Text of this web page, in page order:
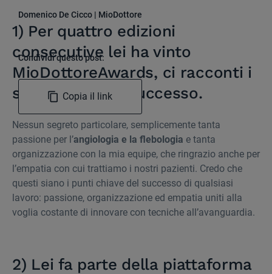
1) Per quattro edizioni
consecutive lei ha vinto
MioDottoreAwards, ci racconti i
segreti del suo successo.
Nessun segreto particolare, semplicemente tanta
passione per l’angiologia e la flebologia e tanta
organizzazione con la mia equipe, che ringrazio anche per
l’empatia con cui trattiamo i nostri pazienti. Credo che
questi siano i punti chiave del successo di qualsiasi
lavoro: passione, organizzazione ed empatia uniti alla
voglia costante di innovare con tecniche all’avanguardia.
2) Lei fa parte della piattaforma
Domenico De Cicco | MioDottore
Condividi questo post:
Copia il link